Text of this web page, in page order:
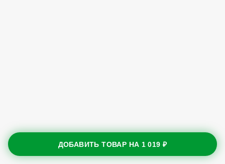
ДОБАВИТЬ ТОВАР НА 1 019 ₽